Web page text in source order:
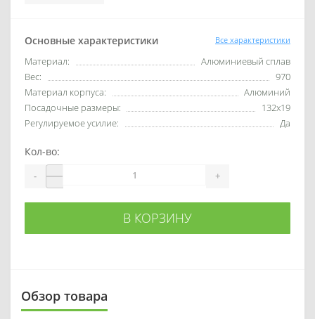
Основные характеристики Все характеристики
Материал:
Алюминиевый сплав
Вес:
970
Материал корпуса:
Алюминий
Посадочные размеры:
132x19
Регулируемое усилие:
Да
Кол-во:
- +
В КОРЗИНУ
Обзор товара